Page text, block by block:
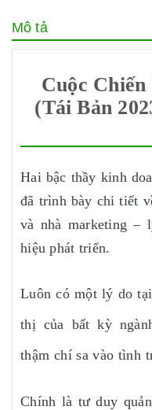
Mô tả
Cuộc
(Tái Bản
Hai bậc thầy kinh
đã trình bày chi tiết
và nhà marketing –
hiệu phát triển.
Luôn có một lý do
thị của bất kỳ
thậm chí sa vào tình
Chính là tư duy